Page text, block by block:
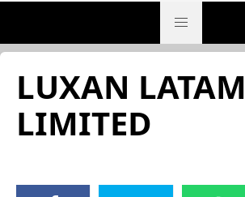
LUXAN LATAM
LIMITED